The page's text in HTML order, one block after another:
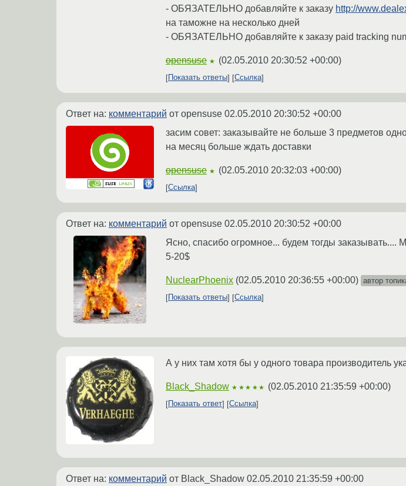
- ОБЯЗАТЕЛЬНО добавляйте к заказу http://
на таможне на несколько дней
- ОБЯЗАТЕЛЬНО добавляйте к заказу paid tracking
opensuse ★ (02.05.2010 20:30:52 +00:00)
Показать ответы Ссылка
Ответ на: комментарий от opensuse 02.05.2010 20:30:52 +00:00
засим совет: заказывайте не больше 3 предметов
на месяц больше ждать доставки
opensuse ★ (02.05.2010 20:32:03 +00:00)
Ссылка
Ответ на: комментарий от opensuse 02.05.2010 20:30:52 +00:00
Ясно, спасибо огромное... будем тогды
5-20$
NuclearPhoenix (02.05.2010 20:36:55 +00:00) автор
Показать ответы
Ссылка
А у них там хотя бы у одного товара производитель
Black_Shadow ★★★★★ (02.05.2010 21:35:59 +00:00)
Показать ответ Ссылка
Ответ на: комментарий от Black_Shadow 02.05.2010 21:35:59 +00:00